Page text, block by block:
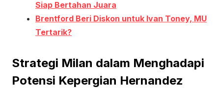
Siap Bertahan Juara
Brentford Beri Diskon untuk Ivan Toney, MU
Tertarik?
Strategi Milan dalam Menghadapi
Potensi Kepergian Hernandez